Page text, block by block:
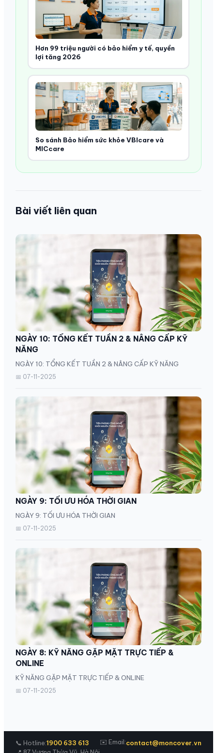
Hơn 99 triệu người có bảo hiểm y tế, quyền
lợi tăng 2026
So sánh Bảo hiểm sức khỏe VBIcare và
MICcare
Bài viết liên quan
NGÀY 10: TỔNG KẾT TUẦN 2 & NÂNG CẤP KỸ
NĂNG
NGÀY 10: TỔNG KẾT TUẦN 2 & NÂNG CẤP KỸ NĂNG
📅 07-11-2025
NGÀY 9: TỐI ƯU HÓA THỜI GIAN
NGÀY 9: TỐI ƯU HÓA THỜI GIAN
📅 07-11-2025
NGÀY 8: KỸ NĂNG GẶP MẶT TRỰC TIẾP &
ONLINE
KỸ NĂNG GẶP MẶT TRỰC TIẾP & ONLINE
📅 07-11-2025
📞 Hotline:1900 633 613 ✉️ Email:contact@moncover.vn